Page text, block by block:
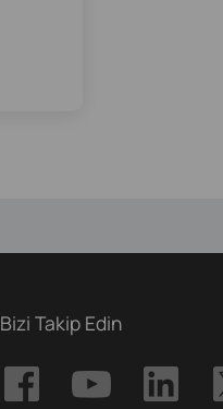
Bizi Takip Edin